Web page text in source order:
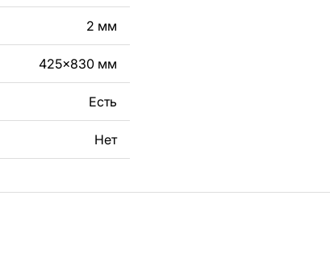
2 мм
425x830 мм
Есть
Нет